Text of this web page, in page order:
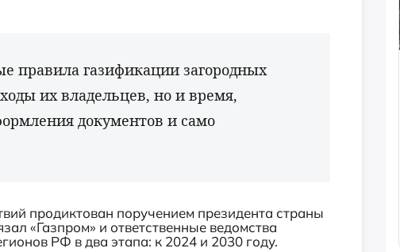
правила газификации загородных
их владельцев, но и время,
документов и само
продиктован поручением президента страны
«Газпром» и ответственные ведомства
РФ в два этапа: к 2024 и 2030 году.